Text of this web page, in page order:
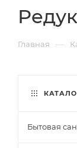
Главная —
Бытовая